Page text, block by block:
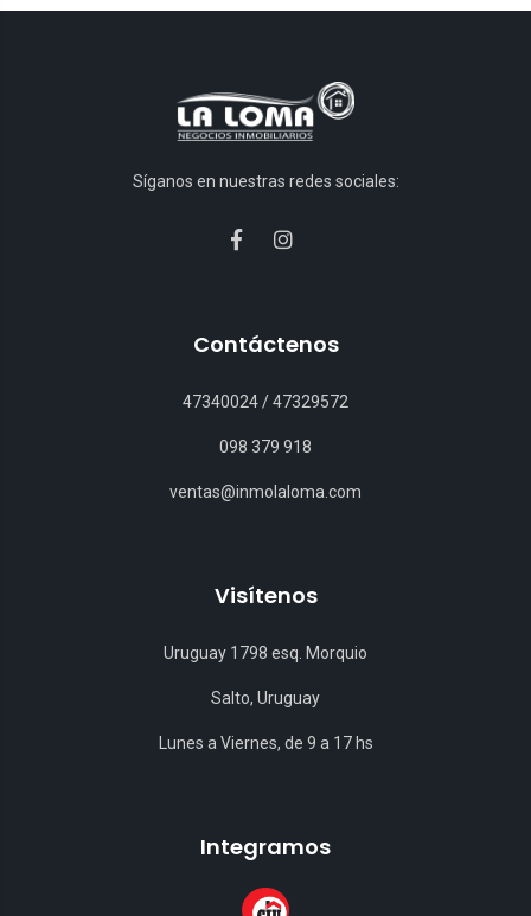
Síganos en nuestras redes sociales:
Contáctenos
47340024/47329572
098 379 918
ventas@inmolaloma.com
Visítenos
Uruguay 1798 esq. Morquio
Salto, Uruguay
Lunes a Viernes, de 9 a 17 hs
Integramos